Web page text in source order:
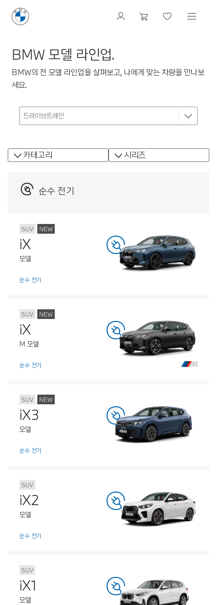
BMW 모델 라인업.
BMW의 전 모델 라인업을 살펴보고, 나에게 맞는 차량을 만나보
세요.
카테고리 시리즈
순수 전기
SUV NEW
iX
모델
순수 전기
SUV NEW
iX
M 모델
순수 전기
SUV NEW
iX3
모델
순수 전기
SUV
iX2
모델
순수 전기
SUV
iX1
모델